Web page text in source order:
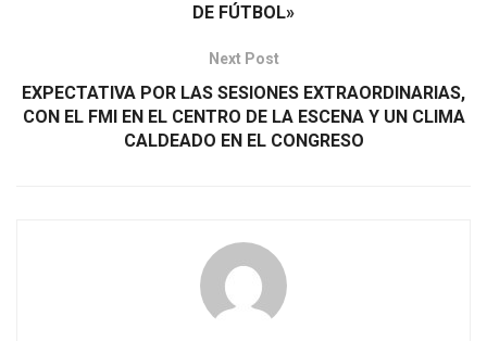
DE FÚTBOL»
Next Post
EXPECTATIVA POR LAS SESIONES EXTRAORDINARIAS,
CON EL FMI EN EL CENTRO DE LA ESCENA Y UN CLIMA
CALDEADO EN EL CONGRESO